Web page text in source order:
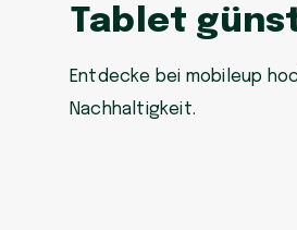
Tablet
Entdecke bei mobileup
Nachhaltigkeit.